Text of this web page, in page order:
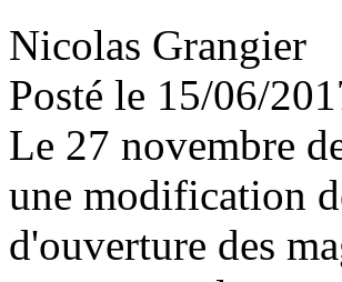
Nicolas Grangier
Posté le 15/06/
Le 27 novembre
une modification
d'ouverture des